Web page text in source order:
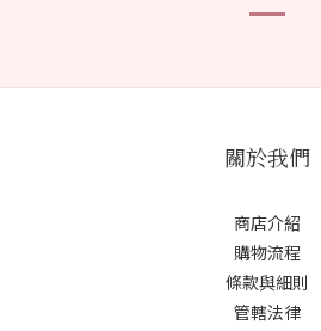
關於我們
商店介紹
購物流程
條款與細則
管轄法律